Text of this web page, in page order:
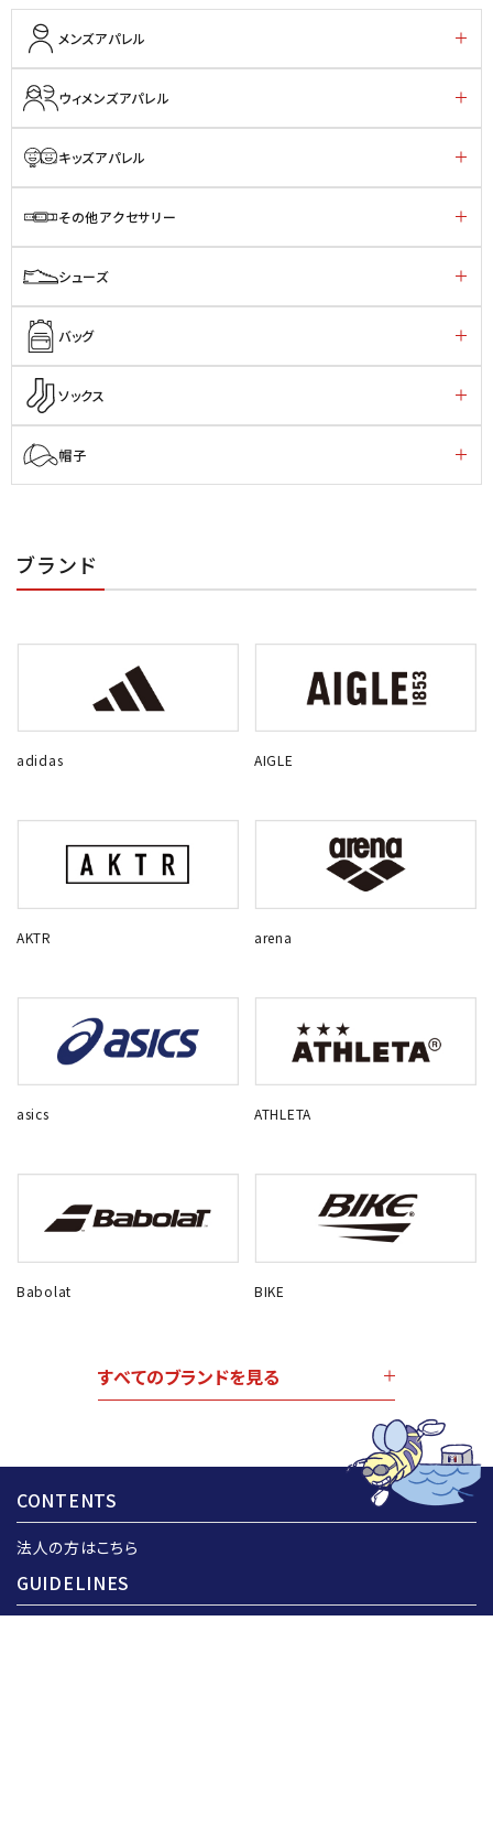
メンズアパレル
ウィメンズアパレル
キッズアパレル
その他アクセサリー
シューズ
バッグ
ソックス
帽子
ブランド
adidas AIGLE
AKTR arena
asics ATHLETA
Babolat BIKE
すべてのブランドを見る
CONTENTS
法人の方はこちら
GUIDELINES